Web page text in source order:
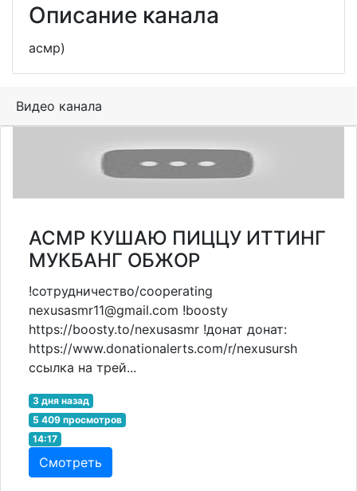
Описание канала
асмр)
Видео канала
АСМР КУШАЮ ПИЦЦУ ИТТИНГ
МУКБАНГ ОБЖОР
!сотрудничество/cooperating
nexusasmr11@gmail.com !boosty
https://boosty.to/nexusasmr !донат донат:
https://www.donationalerts.com/r/nexusursh
ссылка на трей...
3 дня назад
5 409 просмотров
14:17
Смотреть